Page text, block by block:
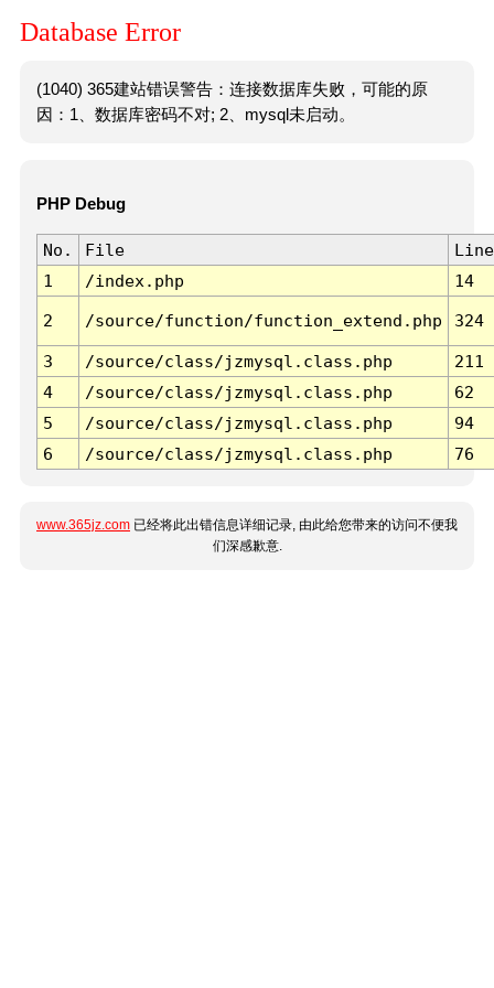
Database Error
(1040) 365建站错误警告：连接数据库失败，可能的原
因：1、数据库密码不对; 2、mysql未启动。
PHP Debug
No. File
Line
1
/index.php 14
2 /source/function/function_extend.php 324
3 /source/class/jzmysql.class.php
211
4
/source/class/jzmysql.class.php
62
5
/source/class/jzmysql.class.php
94
6
/source/class/jzmysql.class.php 76
www.365jz.com 已经将此出错信息详细记录, 由此给您带来的访问不便我
们深感歉意.